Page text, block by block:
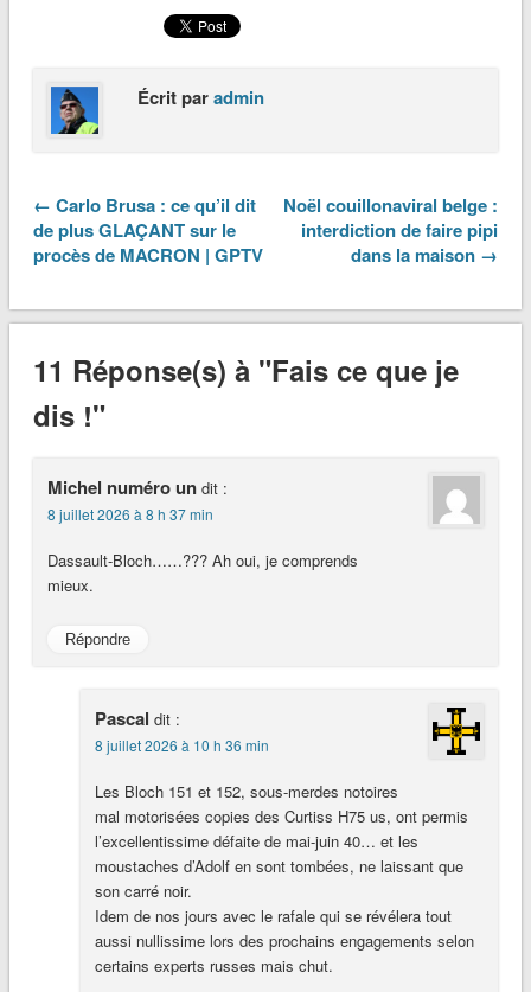
Écrit paradmin
← Carlo Brusa : ce qu’il dit
de plus GLAÇANT sur le
procès de MACRON | GPTV
Noël couillonaviral belge :
interdiction de faire pipi
dans la maison →
11 Réponse(s) à "Fais ce que je
dis !"
Michel numéro un dit :
8 juillet 2026 à 8 h 37 min
Dassault-Bloch……??? Ah oui, je comprends
mieux.
Répondre
Pascal dit :
8 juillet 2026 à 10 h 36 min
Les Bloch 151 et 152, sous-merdes notoires
mal motorisées copies des Curtiss H75 us, ont permis
l’excellentissime défaite de mai-juin 40… et les
moustaches d’Adolf en sont tombées, ne laissant que
son carré noir.
Idem de nos jours avec le rafale qui se révélera tout
aussi nullissime lors des prochains engagements selon
certains experts russes mais chut.